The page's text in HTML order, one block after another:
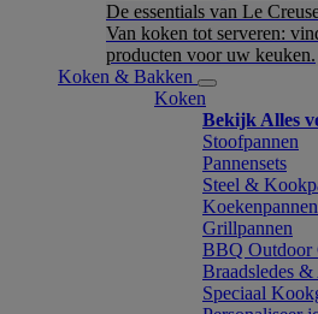
De essentials van Le
Van koken tot serveren:
producten voor uw keuken.
Koken & Bakken
Koken
Bekijk Alles
Stoofpannen
Pannensets
Steel &
Grillpannen
BBQ Outdoor
Braadsledes &
Speciaal